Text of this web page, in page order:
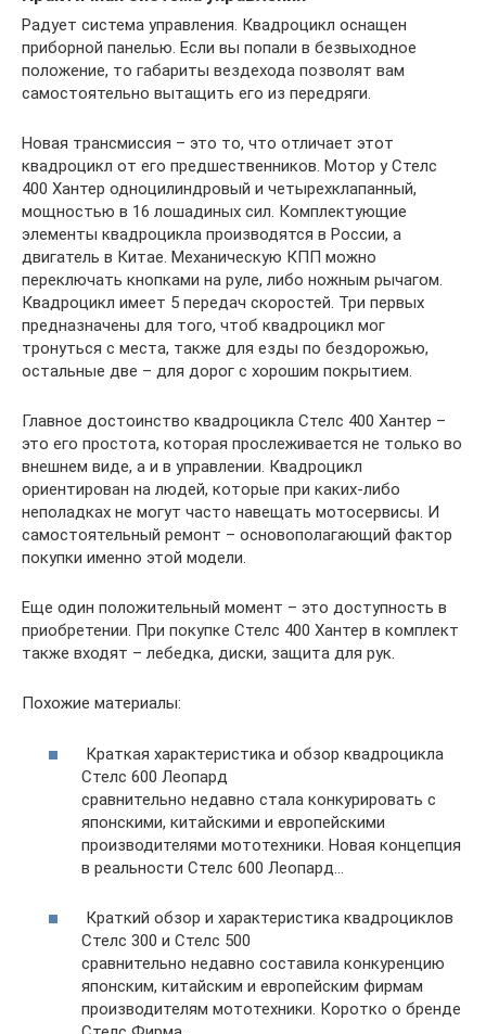
Радует система управления. Квадроцикл оснащен
приборной панелью. Если вы попали в безвыходное
положение, то габариты вездехода позволят вам
самостоятельно вытащить его из передряги.
Новая трансмиссия – это то, что отличает этот
квадроцикл от его предшественников. Мотор у Стелс
400 Хантер одноцилиндровый и четырехклапанный,
мощностью в 16 лошадиных сил. Комплектующие
элементы квадроцикла производятся в России, а
двигатель в Китае. Механическую КПП можно
переключать кнопками на руле, либо ножным рычагом.
Квадроцикл имеет 5 передач скоростей. Три первых
предназначены для того, чтоб квадроцикл мог
тронуться с места, также для езды по бездорожью,
остальные две – для дорог с хорошим покрытием.
Главное достоинство квадроцикла Стелс 400 Хантер –
это его простота, которая прослеживается не только во
внешнем виде, а и в управлении. Квадроцикл
ориентирован на людей, которые при каких-либо
неполадках не могут часто навещать мотосервисы. И
самостоятельный ремонт – основополагающий фактор
покупки именно этой модели.
Еще один положительный момент – это доступность в
приобретении. При покупке Стелс 400 Хантер в комплект
также входят – лебедка, диски, защита для рук.
Похожие материалы:
Краткая характеристика и обзор квадроцикла
Стелс 600 Леопард
сравнительно недавно стала конкурировать с
японскими, китайскими и европейскими
производителями мототехники. Новая концепция
в реальности Стелс 600 Леопард…
Краткий обзор и характеристика квадроциклов
Стелс 300 и Стелс 500
сравнительно недавно составила конкуренцию
японским, китайским и европейским фирмам
производителям мототехники. Коротко о бренде